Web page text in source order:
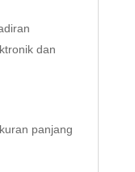
dan
panjang